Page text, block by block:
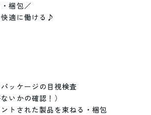
梱包／
適に働ける♪
ッケージの目視検査
いかの確認！）
トされた製品を束ねる・梱包